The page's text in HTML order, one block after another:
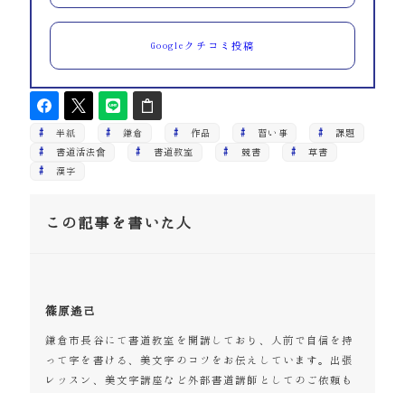
Googleクチコミ投稿
半紙 鎌倉 作品 習い事 課題
書道活法會 書道教室 競書 草書
漢字
この記事を書いた人
篠原遙己
鎌倉市長谷にて書道教室を開講しており、人前で自信を持
って字を書ける、美文字のコツをお伝えしています。出張
レッスン、美文字講座など外部書道講師としてのご依頼も